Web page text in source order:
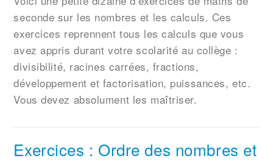
seconde sur les nombres et les calculs. Ces
exercices reprennent tous les calculs que vous
avez appris durant votre scolarité au collège :
divisibilité, racines carrées, fractions,
développement et factorisation, puissances, etc.
Vous devez absolument les maîtriser.
Exercices : Ordre des nombres et